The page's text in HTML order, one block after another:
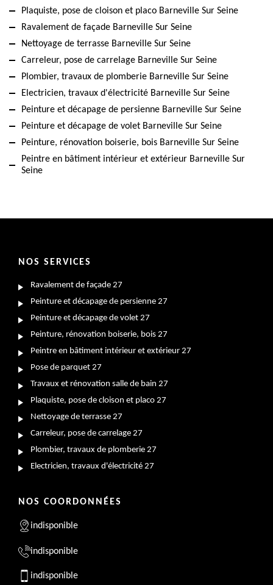
Plaquiste, pose de cloison et placo Barneville Sur Seine
Ravalement de façade Barneville Sur Seine
Nettoyage de terrasse Barneville Sur Seine
Carreleur, pose de carrelage Barneville Sur Seine
Plombier, travaux de plomberie Barneville Sur Seine
Electricien, travaux d'électricité Barneville Sur Seine
Peinture et décapage de persienne Barneville Sur Seine
Peinture et décapage de volet Barneville Sur Seine
Peinture, rénovation boiserie, bois Barneville Sur Seine
Peintre en bâtiment intérieur et extérieur Barneville Sur
Seine
NOS SERVICES
Ravalement de façade 27
Peinture et décapage de persienne 27
Peinture et décapage de volet 27
Peinture, rénovation boiserie, bois 27
Peintre en bâtiment intérieur et extérieur 27
Pose de parquet 27
Travaux et rénovation salle de bain 27
Plaquiste, pose de cloison et placo 27
Nettoyage de terrasse 27
Carreleur, pose de carrelage 27
Plombier, travaux de plomberie 27
Electricien, travaux d'électricité 27
NOS COORDONNÉES
indisponible
indisponible
indisponible